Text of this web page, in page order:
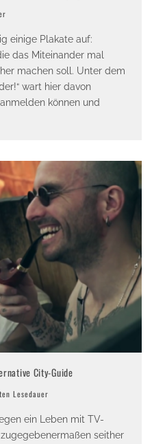
einige Plakate auf:
das Miteinander mal
machen soll. Unter dem
wart hier davon
können und
City-Guide
Lesedauer
ein Leben mit TV-
seither